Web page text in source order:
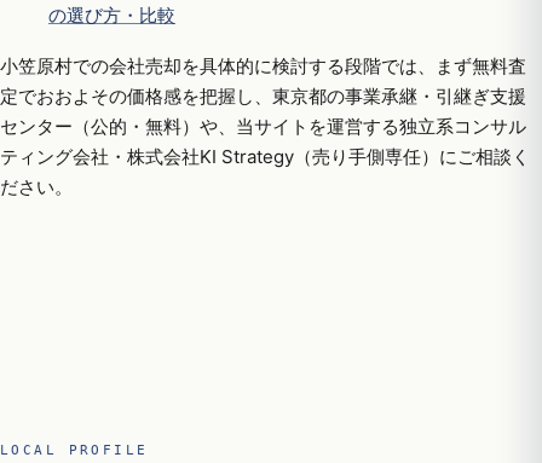
の選び方・比較
小笠原村での会社売却を具体的に検討する段階では、まず無料査
定でおおよその価格感を把握し、東京都の事業承継・引継ぎ支援
センター（公的・無料）や、当サイトを運営する独立系コンサル
ティング会社・株式会社KI Strategy（売り手側専任）にご相談く
ださい。
LOCAL PROFILE